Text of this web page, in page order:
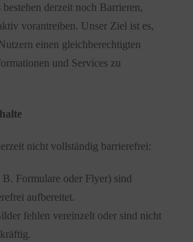
derzeit noch Barrieren,
vorantreiben. Unser Ziel ist es,
einen gleichberechtigten
und Services zu
nicht vollständig barrierefrei:
Formulare oder Flyer) sind
aufbereitet.
fehlen vereinzelt oder sind nicht